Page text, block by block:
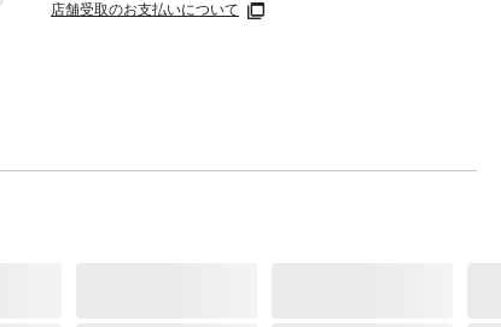
店舗受取のお支払いについて